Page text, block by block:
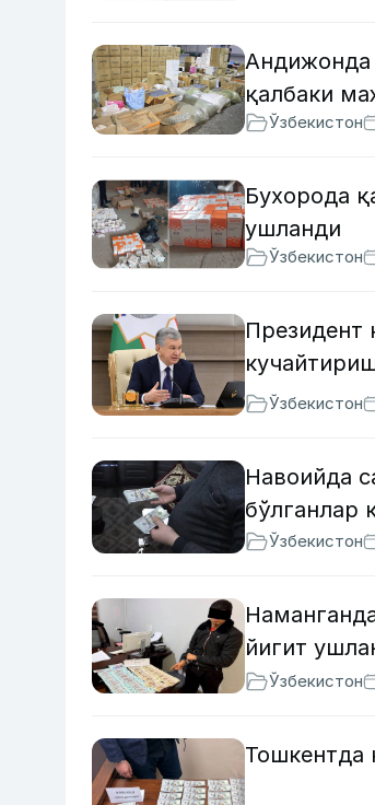
қалбаки
Ўзбекистон
Бухорода
ушланди
Ўзбекистон
Президент
Ўзбекистон
Навоийда
бўлганлар
Ўзбекистон
йигит
Ўзбекистон
Тошкентда